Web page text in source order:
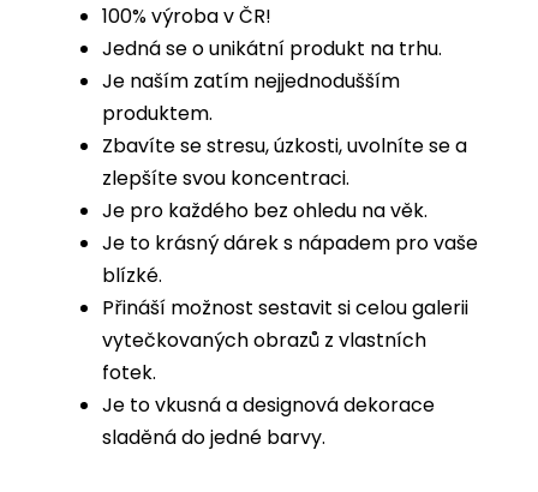
100% výroba v ČR!
Jedná se o unikátní produkt na trhu.
Je naším zatím nejjednodušším
produktem.
Zbavíte se stresu, úzkosti, uvolníte se a
zlepšíte svou koncentraci.
Je pro každého bez ohledu na věk.
Je to krásný dárek s nápadem pro vaše
blízké.
Přináší možnost sestavit si celou galerii
vytečkovaných obrazů z vlastních
fotek.
Je to vkusná a designová dekorace
sladěná do jedné barvy.